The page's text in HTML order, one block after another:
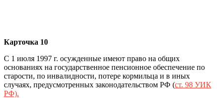
Карточка 10
С 1 июля 1997 г. осужденные имеют право на общих
основаниях на государственное пенсионное обеспечение по
старости, по инвалидности, потере кормильца и в иных
случаях, предусмотренных законодательством РФ (ст. 98 УИК
РФ).